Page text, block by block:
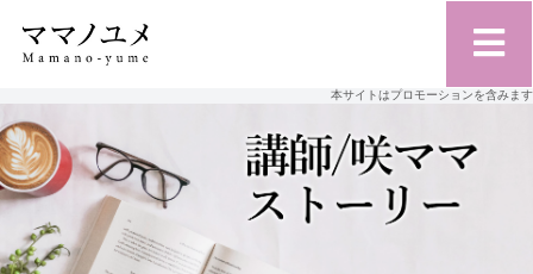
本サイトはプロモーションを含みます